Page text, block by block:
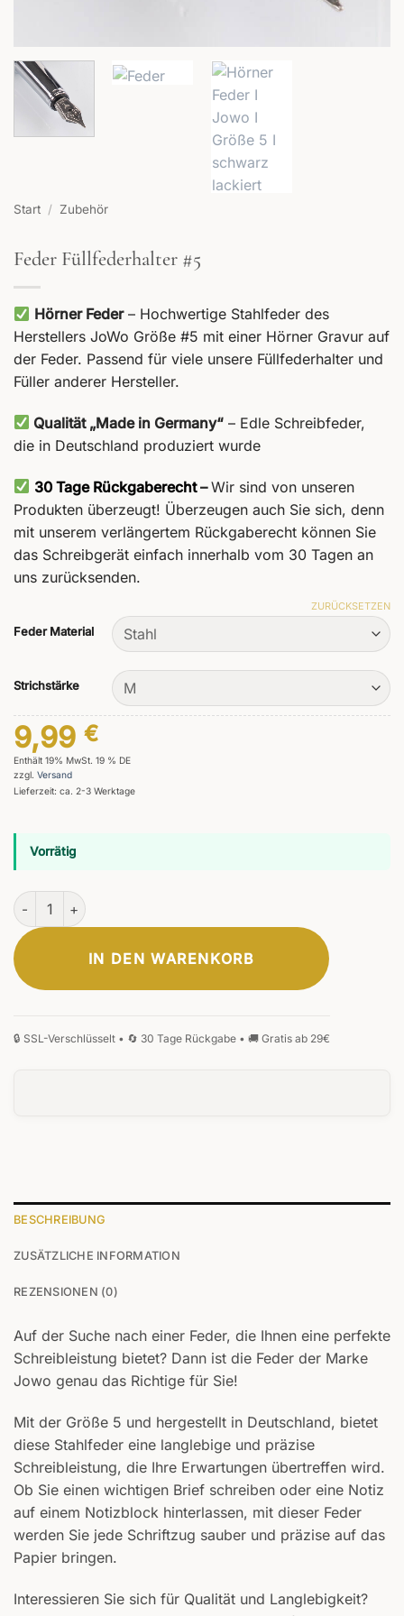
Start / Zubehör
Feder Füllfederhalter #5
Hörner Feder– Hochwertige Stahlfeder des
Herstellers JoWo Größe #5 mit einer Hörner Gravur auf
der Feder. Passend für viele unsere Füllfederhalter und
Füller anderer Hersteller.
Qualität „Made in Germany“ – Edle Schreibfeder,
die in Deutschland produziert wurde
30 Tage Rückgaberecht–Wir sind von unseren
Produkten überzeugt! Überzeugen auch Sie sich, denn
mit unserem verlängertem Rückgaberecht können Sie
das Schreibgerät einfach innerhalb vom 30 Tagen an
uns zurücksenden.
Feder Material
Strichstärke
ZURÜCKSETZEN
9,99 €
Enthält 19% MwSt. 19 % DE
zzgl. Versand
Lieferzeit: ca. 2-3 Werktage
Vorrätig
Feder Füllfederhalter #5 Menge
IN DEN WARENKORB
BESCHREIBUNG
ZUSÄTZLICHE INFORMATION
REZENSIONEN (0)
Auf der Suche nach einer Feder, die Ihnen eine perfekte
Schreibleistung bietet? Dann ist die Feder der Marke
Jowo genau das Richtige für Sie!
Mit der Größe 5 und hergestellt in Deutschland, bietet
diese Stahlfeder eine langlebige und präzise
Schreibleistung, die Ihre Erwartungen übertreffen wird.
Ob Sie einen wichtigen Brief schreiben oder eine Notiz
auf einem Notizblock hinterlassen, mit dieser Feder
werden Sie jede Schriftzug sauber und präzise auf das
Papier bringen.
Interessieren Sie sich für Qualität und Langlebigkeit?